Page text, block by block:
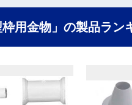
枠用金物」の製品ラン